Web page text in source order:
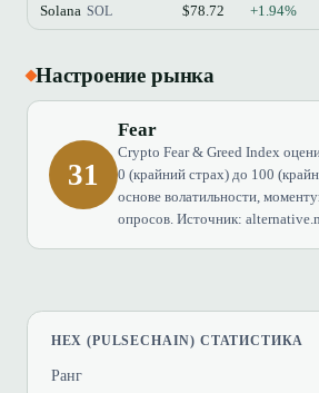
Solana SOL $78.72 +1.94%
Настроение рынка
31
Fear
Crypto Fear & Greed Index
0 (крайний страх) до 100
основе волатильности,
опросов. Источник:
HEX (PULSECHAIN) СТАТИСТИКА
Ранг